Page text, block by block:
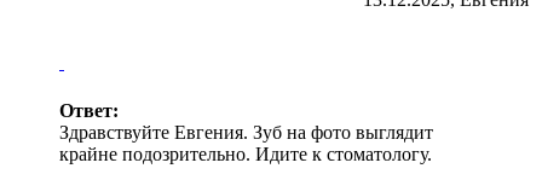
Ответ:
Здравствуйте Евгения. Зуб на фото выглядит
крайне подозрительно. Идите к стоматологу.